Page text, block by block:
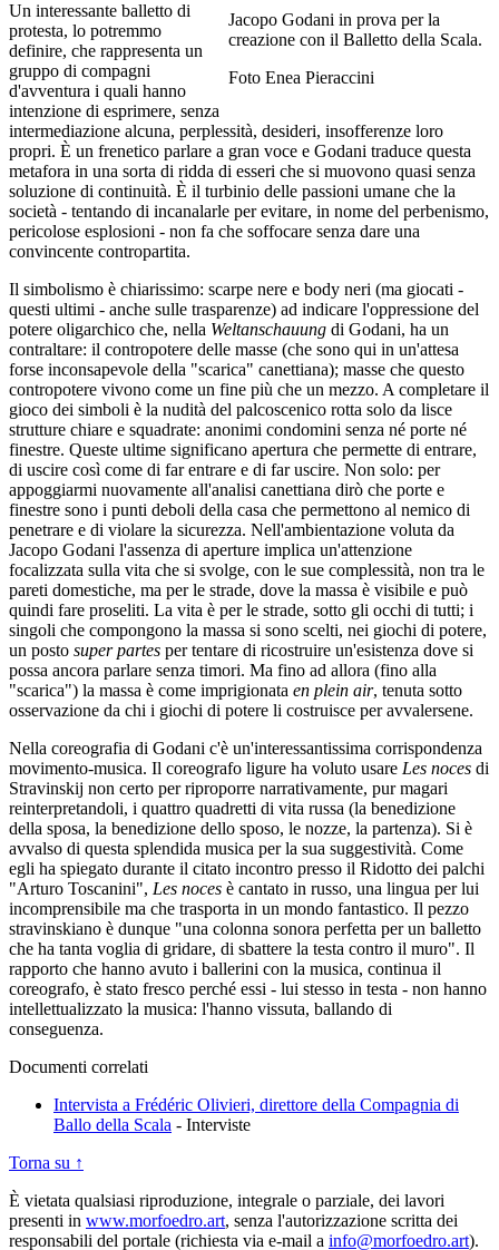
Jacopo Godani in prova per la
creazione con il Balletto della Scala.
Foto Enea Pieraccini
Un interessante balletto di
protesta, lo potremmo
definire, che rappresenta un
gruppo di compagni
d'avventura i quali hanno
intenzione di esprimere, senza
intermediazione alcuna, perplessità, desideri, insofferenze loro
propri. È un frenetico parlare a gran voce e Godani traduce questa
metafora in una sorta di ridda di esseri che si muovono quasi senza
soluzione di continuità. È il turbinio delle passioni umane che la
società - tentando di incanalarle per evitare, in nome del perbenismo,
pericolose esplosioni - non fa che soffocare senza dare una
convincente contropartita.
Il simbolismo è chiarissimo: scarpe nere e body neri (ma giocati -
questi ultimi - anche sulle trasparenze) ad indicare l'oppressione del
potere oligarchico che, nella Weltanschauung di Godani, ha un
contraltare: il contropotere delle masse (che sono qui in un'attesa
forse inconsapevole della "scarica" canettiana); masse che questo
contropotere vivono come un fine più che un mezzo. A completare il
gioco dei simboli è la nudità del palcoscenico rotta solo da lisce
strutture chiare e squadrate: anonimi condomini senza né porte né
finestre. Queste ultime significano apertura che permette di entrare,
di uscire così come di far entrare e di far uscire. Non solo: per
appoggiarmi nuovamente all'analisi canettiana dirò che porte e
finestre sono i punti deboli della casa che permettono al nemico di
penetrare e di violare la sicurezza. Nell'ambientazione voluta da
Jacopo Godani l'assenza di aperture implica un'attenzione
focalizzata sulla vita che si svolge, con le sue complessità, non tra le
pareti domestiche, ma per le strade, dove la massa è visibile e può
quindi fare proseliti. La vita è per le strade, sotto gli occhi di tutti; i
singoli che compongono la massa si sono scelti, nei giochi di potere,
un posto super partes per tentare di ricostruire un'esistenza dove si
possa ancora parlare senza timori. Ma fino ad allora (fino alla
"scarica") la massa è come imprigionata en plein air, tenuta sotto
osservazione da chi i giochi di potere li costruisce per avvalersene.
Nella coreografia di Godani c'è un'interessantissima corrispondenza
movimento-musica. Il coreografo ligure ha voluto usare Les noces di
Stravinskij non certo per riproporre narrativamente, pur magari
reinterpretandoli, i quattro quadretti di vita russa (la benedizione
della sposa, la benedizione dello sposo, le nozze, la partenza). Si è
avvalso di questa splendida musica per la sua suggestività. Come
egli ha spiegato durante il citato incontro presso il Ridotto dei palchi
"Arturo Toscanini", Les noces è cantato in russo, una lingua per lui
incomprensibile ma che trasporta in un mondo fantastico. Il pezzo
stravinskiano è dunque "una colonna sonora perfetta per un balletto
che ha tanta voglia di gridare, di sbattere la testa contro il muro". Il
rapporto che hanno avuto i ballerini con la musica, continua il
coreografo, è stato fresco perché essi - lui stesso in testa - non hanno
intellettualizzato la musica: l'hanno vissuta, ballando di
conseguenza.
Documenti correlati
Intervista a Frédéric Olivieri, direttore della Compagnia di
Ballo della Scala - Interviste
Torna su ↑
È vietata qualsiasi riproduzione, integrale o parziale, dei lavori
presenti in www.morfoedro.art, senza l'autorizzazione scritta dei
responsabili del portale (richiesta via e-mail a info@morfoedro.art).